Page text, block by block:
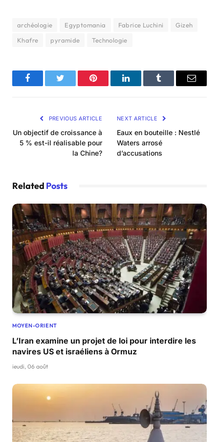
archéologie Egyptomania Fabrice Luchini
Gizeh
Khafre
pyramide Technologie
FacebookTwitter Pinterest LinkedInTumblr Email
PREVIOUS ARTICLE
Un objectif de croissance à
5 % est-il réalisable pour
la Chine?
NEXT ARTICLE
Eaux en bouteille : Nestlé
Waters arrosé
d’accusations
Related Posts
MOYEN-ORIENT
L’Iran examine un projet de loi pour interdire les
navires US et israéliens à Ormuz
jeudi, 06 août